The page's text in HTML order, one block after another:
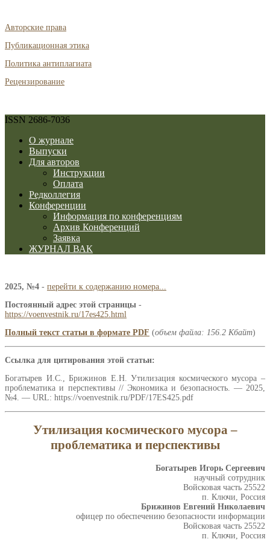
Авторские права
Публикационная этика
Политика антиплагиата
Рецензирование
ISSN 2686-7036
О журнале
Выпуски
Для авторов
Инструкции
Оплата
Редколлегия
Конференции
Информация по конференциям
Архив Конференций
Заявка
ЖУРНАЛ ВАК
2025, №4 - перейти к содержанию номера...
Постоянный адрес этой страницы -
https://voenvestnik.ru/17es425.html
Полный текст статьи в формате PDF (объем файла: 156.2 Кбайт)
Ссылка для цитирования этой статьи:
Богатырев И.С., Брижинов Е.Н. Утилизация космического мусора –
проблематика и перспективы // Экономика и безопасность. — 2025,
№4. — URL: https://voenvestnik.ru/PDF/17ES425.pdf
Утилизация космического мусора –
проблематика и перспективы
Богатырев Игорь Сергеевич
научный сотрудник
Войсковая часть 25522
п. Ключи, Россия
Брижинов Евгений Николаевич
офицер по обеспечению безопасности информации
Войсковая часть 25522
п. Ключи, Россия